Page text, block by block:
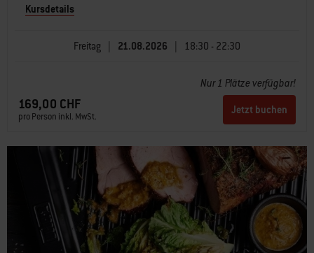
Kursdetails
Freitag 21.08.2026 18:30 - 22:30
Nur 1 Plätze verfügbar!
169,00 CHF
pro Person inkl. MwSt.
Jetzt buchen